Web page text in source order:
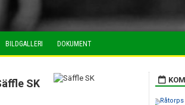
BILDGALLERI DOKUMENT
SK
Råtorps